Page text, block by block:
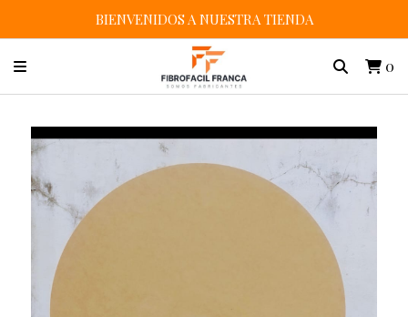
BIENVENIDOS A NUESTRA TIENDA
0